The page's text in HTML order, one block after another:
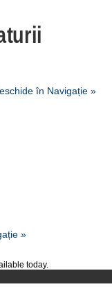
today.
în Navigație »
»